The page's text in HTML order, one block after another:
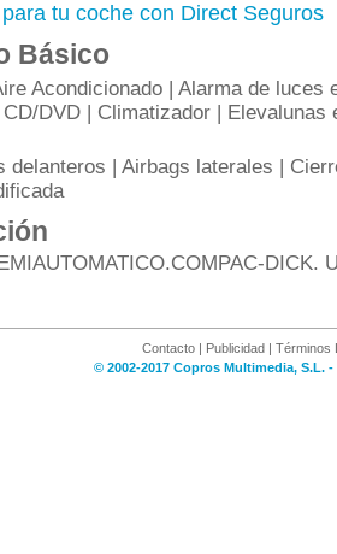
tu coche con Direct Seguros
Básico
Acondicionado | Alarma de luces
DVD | Climatizador |
delanteros | Airbags laterales |
DICK.
Contacto | Publicidad | Términos
© 2002-2017 Copros Multimedia, S.L.